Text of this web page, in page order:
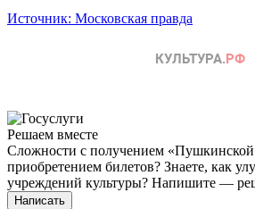
Источник: Московская правда
Решаем вместе
Сложности с получением
приобретением билетов? Знаете, как
учреждений культуры? Напишите —
Написать